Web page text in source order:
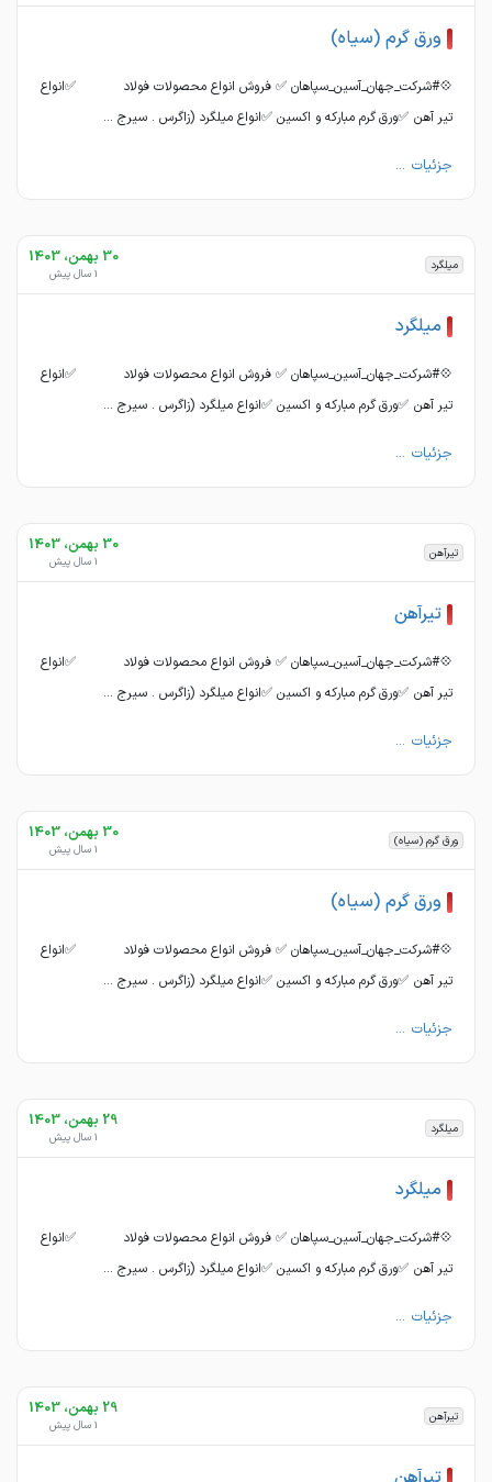
ورق گرم (سیاه)
💠#شرکت_جهان_آسین_سپاهان ✅ فروش انواع محصولات فولاد ✅انواع
تیر آهن ✅ورق گرم مبارکه و اکسین ✅انواع میلگرد (زاگرس . سیرج ...
جزئیات ...
میلگرد 30 بهمن، 1403
1 سال پیش
میلگرد
💠#شرکت_جهان_آسین_سپاهان ✅ فروش انواع محصولات فولاد ✅انواع
تیر آهن ✅ورق گرم مبارکه و اکسین ✅انواع میلگرد (زاگرس . سیرج ...
جزئیات ...
تیرآهن 30 بهمن، 1403
1 سال پیش
تیرآهن
💠#شرکت_جهان_آسین_سپاهان ✅ فروش انواع محصولات فولاد ✅انواع
تیر آهن ✅ورق گرم مبارکه و اکسین ✅انواع میلگرد (زاگرس . سیرج ...
جزئیات ...
ورق گرم (سیاه) 30 بهمن، 1403
1 سال پیش
ورق گرم (سیاه)
💠#شرکت_جهان_آسین_سپاهان ✅ فروش انواع محصولات فولاد ✅انواع
تیر آهن ✅ورق گرم مبارکه و اکسین ✅انواع میلگرد (زاگرس . سیرج ...
جزئیات ...
میلگرد 29 بهمن، 1403
1 سال پیش
میلگرد
💠#شرکت_جهان_آسین_سپاهان ✅ فروش انواع محصولات فولاد ✅انواع
تیر آهن ✅ورق گرم مبارکه و اکسین ✅انواع میلگرد (زاگرس . سیرج ...
جزئیات ...
تیرآهن 29 بهمن، 1403
1 سال پیش